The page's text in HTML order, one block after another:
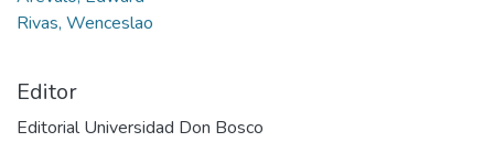
Rivas, Wenceslao
Editor
Editorial Universidad Don Bosco